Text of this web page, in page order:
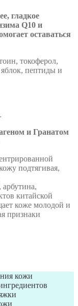
гладкое
Q10 и
оставаться
токоферол,
пептиды и
и Гранатом
подтягивая,
китайской
коже молодой и
признаки
кожи